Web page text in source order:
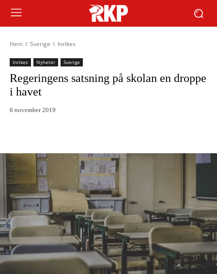
Hem Sverige Inrikes
Inrikes Nyheter Sverige
Regeringens satsning på skolan en droppe
i havet
6 november 2019